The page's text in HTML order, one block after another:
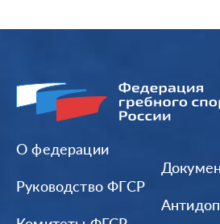
О федерации
Руководство ФГСР